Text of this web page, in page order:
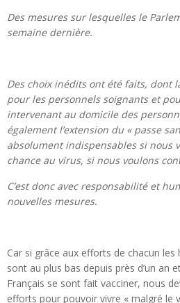
Des mesures sur lesquelles le
semaine dernière.
Des choix inédits ont été faits, dont
pour les personnels soignants et
intervenant au domicile des
également l’extension du « passe
absolument indispensables si nous
chance au virus, si nous voulons
C’est donc avec responsabilité et
nouvelles mesures.
Car si grâce aux efforts de chacun
sont au plus bas depuis près d’un an
Français se sont fait vacciner, nous
efforts pour pouvoir vivre « malgré le